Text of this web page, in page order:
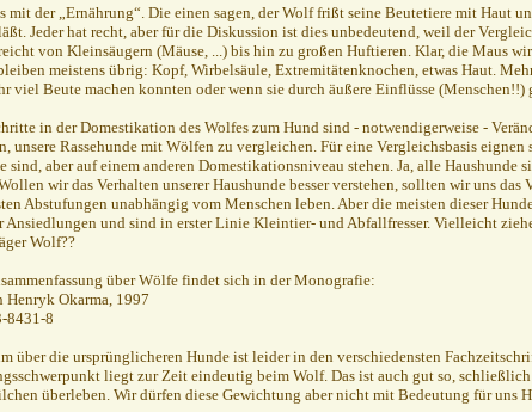
22:31
mit der „Ernährung“. Die einen sagen, der Wolf frißt seine Beutetiere mit Haut
Jeder hat recht, aber für die Diskussion ist dies unbedeutend, weil der
von Kleinsäugern (Mäuse, ...) bis hin zu großen Huftieren. Klar, die Maus
meistens übrig: Kopf, Wirbelsäule, Extremitätenknochen, etwas Haut.
viel Beute machen konnten oder wenn sie durch äußere Einflüsse (Menschen!!)
in der Domestikation des Wolfes zum Hund sind - notwendigerweise -
unsere Rassehunde mit Wölfen zu vergleichen. Für eine Vergleichsbasis eignen
sind, aber auf einem anderen Domestikationsniveau stehen. Ja, alle Haushunde
wir das Verhalten unserer Haushunde besser verstehen, sollten wir uns das
Abstufungen unabhängig vom Menschen leben. Aber die meisten dieser
Ansiedlungen und sind in erster Linie Kleintier- und Abfallfresser. Vielleicht
Wolf??
über Wölfe findet sich in der Monografie:
Henryk Okarma, 1997
8431-8
über die ursprünglicheren Hunde ist leider in den verschiedensten
liegt zur Zeit eindeutig beim Wolf. Das ist auch gut so,
überleben. Wir dürfen diese Gewichtung aber nicht mit Bedeutung für uns